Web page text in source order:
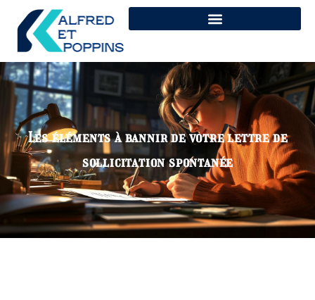
Les éléments à bannir de votre lettre de
sollicitation spontanée